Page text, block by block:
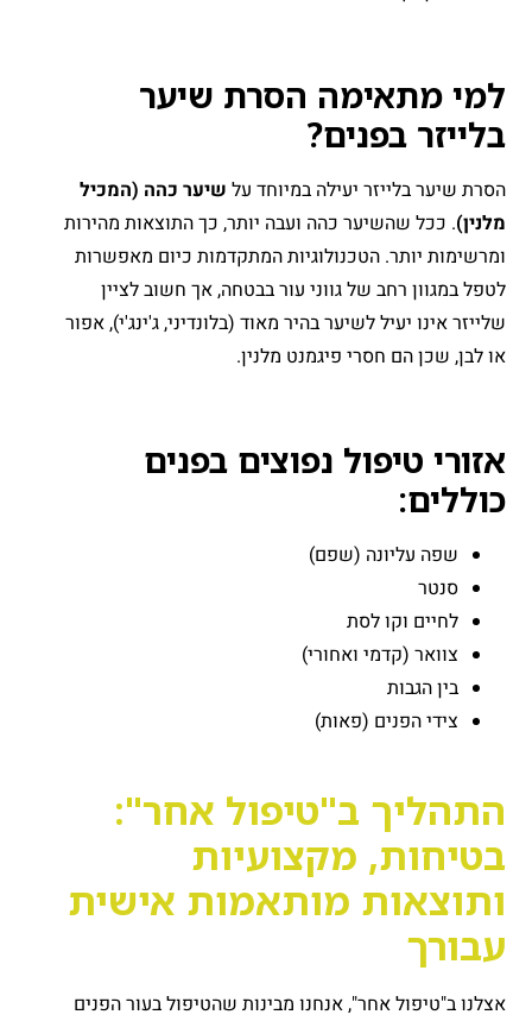
למי מתאימה הסרת שיער
בלייזר בפנים?
הסרת שיער בלייזר יעילה במיוחד על שיער כהה (המכיל
מלנין). ככל שהשיער כהה ועבה יותר, כך התוצאות מהירות
ומרשימות יותר. הטכנולוגיות המתקדמות כיום מאפשרות
לטפל במגוון רחב של גווני עור בבטחה, אך חשוב לציין
שלייזר אינו יעיל לשיער בהיר מאוד (בלונדיני, ג'ינג'י), אפור
או לבן, שכן הם חסרי פיגמנט מלנין.
אזורי טיפול נפוצים בפנים
כוללים:
שפה עליונה (שפם)
סנטר
לחיים וקו לסת
צוואר (קדמי ואחורי)
בין הגבות
צידי הפנים (פאות)
התהליך ב"טיפול אחר":
בטיחות, מקצועיות
ותוצאות מותאמות אישית
עבורך
אצלנו ב"טיפול אחר", אנחנו מבינות שהטיפול בעור הפנים